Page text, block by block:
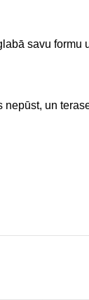
savu formu
un